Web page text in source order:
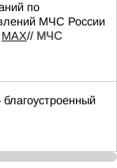
по
МЧС России
MAX// МЧС